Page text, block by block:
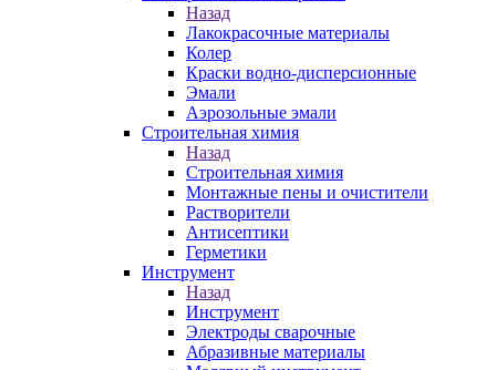
Назад
Лакокрасочные материалы
Колер
Краски водно-дисперсионные
Эмали
Аэрозольные эмали
Строительная химия
Назад
Строительная химия
Монтажные пены и очистители
Растворители
Антисептики
Герметики
Инструмент
Назад
Инструмент
Электроды сварочные
Абразивные материалы